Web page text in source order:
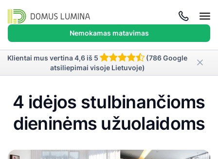
Nemokamas matavimas
Klientai mus vertina 4,6 iš 5
(786 Google
atsiliepimai visoje Lietuvoje)
4 idėjos stulbinančioms
dieninėms užuolaidoms